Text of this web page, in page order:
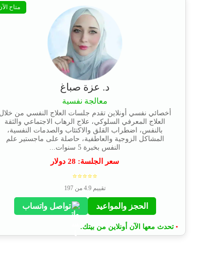
متاح
د. عزة صباغ
معالجة نفسية
أخصائي نفسي أونلاين تقدم جلسات العلاج النفسي من خلال
العلاج المعرفي السلوكي، علاج الرهاب الاجتماعي والثقة
بالنفس، اضطراب القلق والاكتئاب والصدمات النفسية،
المشاكل الزوجية والعاطفية، حاصلة على ماجستير علم
النفس بخبرة 5 سنوات...
سعر الجلسة: 28 دولار
⭐⭐⭐⭐⭐
تقييم 4.9 من 197
الحجز والمواعيد تواصل واتساب
• تحدث معها الآن أونلاين من بيتك.